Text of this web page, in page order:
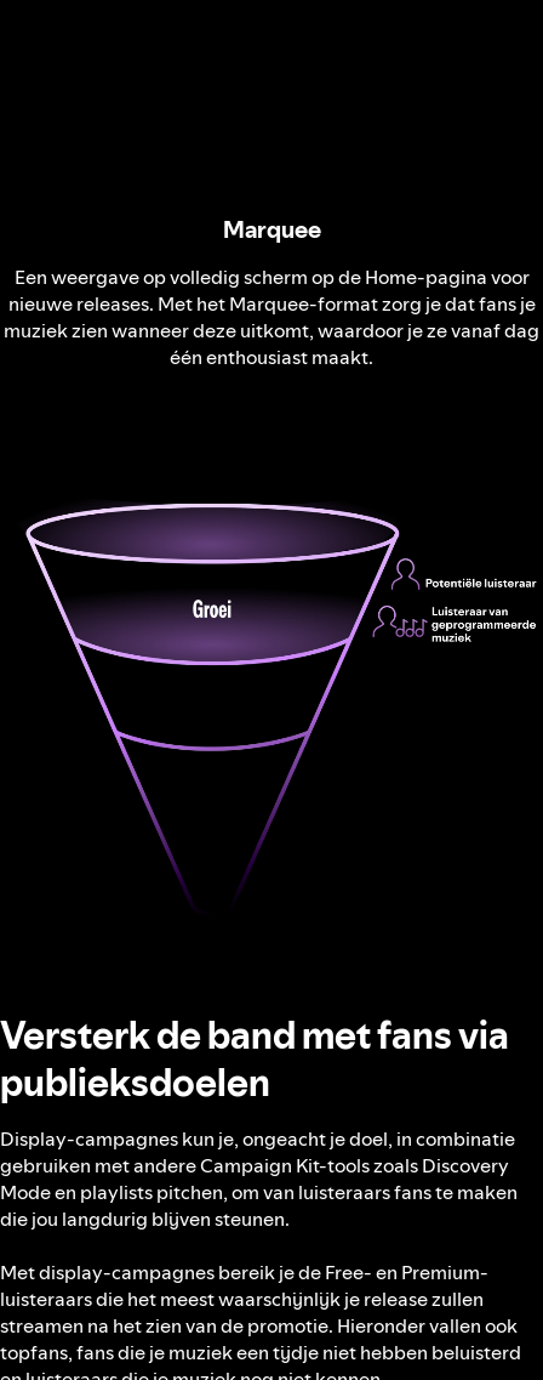
Marquee
Een weergave op volledig scherm op de Home-pagina voor
nieuwe releases. Met het Marquee-format zorg je dat fans je
muziek zien wanneer deze uitkomt, waardoor je ze vanaf dag
één enthousiast maakt.
Versterk de band met fans via
publieksdoelen
Display-campagnes kun je, ongeacht je doel, in combinatie
gebruiken met andere Campaign Kit-tools zoals Discovery
Mode en playlists pitchen, om van luisteraars fans te maken
die jou langdurig blijven steunen.
Met display-campagnes bereik je de Free- en Premium-
luisteraars die het meest waarschijnlijk je release zullen
streamen na het zien van de promotie. Hieronder vallen ook
topfans, fans die je muziek een tijdje niet hebben beluisterd